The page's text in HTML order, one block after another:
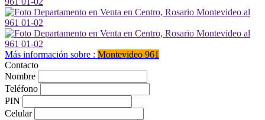
Más información sobre : Montevideo 961
Contacto
Nombre
Teléfono
PIN
Celular